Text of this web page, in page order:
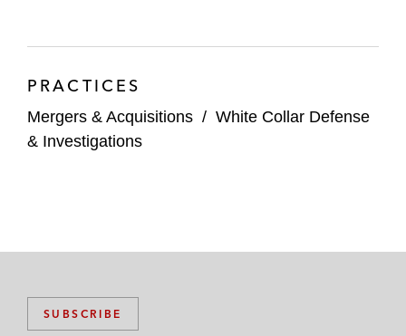
PRACTICES
Mergers & Acquisitions / White Collar Defense
& Investigations
SUBSCRIBE